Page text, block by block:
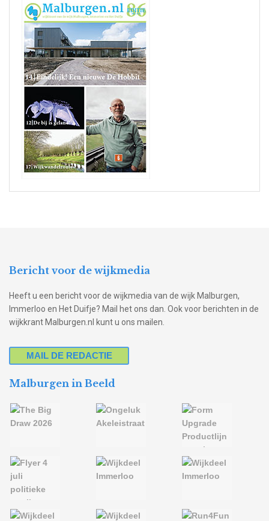
Bericht voor de wijkmedia
Heeft u een bericht voor de wijkmedia van de wijk Malburgen,
Immerloo en Het Duifje? Mail het ons dan. Ook voor berichten in de
wijkkrant Malburgen.nl kunt u ons mailen.
MAIL DE REDACTIE
Malburgen in Beeld